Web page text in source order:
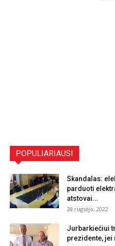
POPULIARIAUSI
Skandalas:
parduoti
atstovai...
28 rugsėjo, 2022
Jurbarkiečiui
prezidente, jei